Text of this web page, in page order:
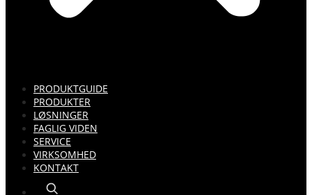
PRODUKTGUIDE
PRODUKTER
LØSNINGER
FAGLIG VIDEN
SERVICE
VIRKSOMHED
KONTAKT